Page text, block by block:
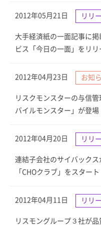
2012年05月21日 リリ
大手経済紙の一面記事に
ビス「今日の一面」をリリ
2012年04月23日 お知
リスクモンスターの与信
バイルモンスター」が登場
2012年04月20日 リリ
連結子会社のサイバック
「CHOクラブ」をスタート
2012年04月11日 リリ
リスモングループ３社が